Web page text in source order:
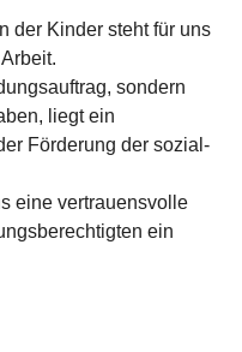
der Kinder steht für uns
sondern
liegt ein
Förderung der sozial-
eine vertrauensvolle
ein